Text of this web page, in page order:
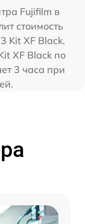
Fujifilm в
стоимость
Kit XF Black.
XF Black по
3 часа при